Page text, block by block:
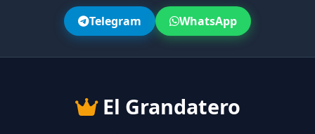
Telegram WhatsApp
El Grandatero